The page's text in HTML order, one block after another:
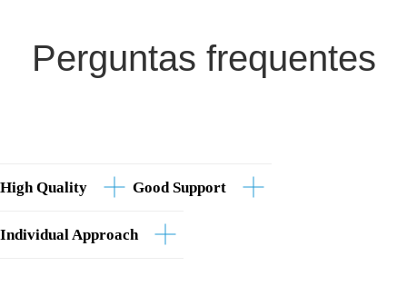
Perguntas frequentes
High Quality Good Support
Individual Approach